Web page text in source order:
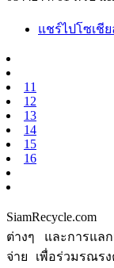
แชร์ไปโซเชีย
11
12
13
14
15
16
ต่างๆ และการแล
จ่าย เพื่อร่วมรณร